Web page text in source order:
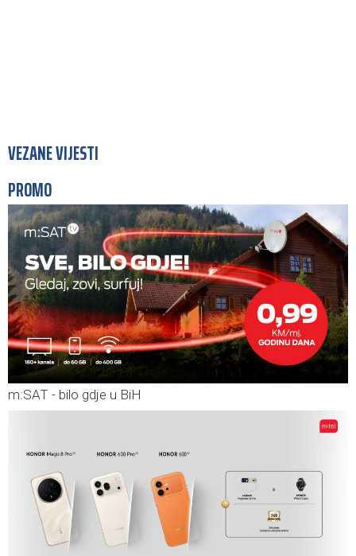
VEZANE VIJESTI
PROMO
m:SAT - bilo gdje u BiH